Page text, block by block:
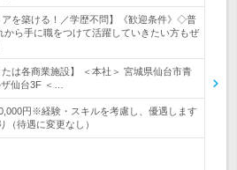
アを築ける！／学歴不問】《歓迎条件》◇普
ら手に職をつけて活躍していきたい方もぜ
たは各商業施設】 ＜本社＞ 宮城県仙台市青
仙台3F ＜…
円※経験・スキルを考慮し、優遇します
待遇に変更なし）